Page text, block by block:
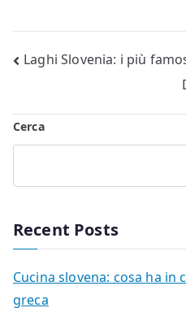
Navigazione
Laghi Slovenia: i più
Cerca
Recent Posts
Cucina slovena: cosa ha in
greca